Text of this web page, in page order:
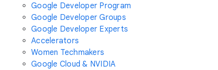
Google Developer Program
Google Developer Groups
Google Developer Experts
Accelerators
Women Techmakers
Google Cloud & NVIDIA